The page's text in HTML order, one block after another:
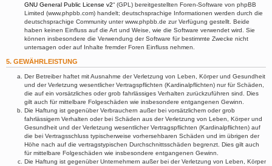
GNU General Public License v2“ (GPL) bereitgestellten Foren-Software von phpBB
Limited (www.phpbb.com) handelt; deutschsprachige Informationen werden durch die
deutschsprachige Community unter www.phpbb.de zur Verfügung gestellt. Beide
haben keinen Einfluss auf die Art und Weise, wie die Software verwendet wird. Sie
können insbesondere die Verwendung der Software für bestimmte Zwecke nicht
untersagen oder auf Inhalte fremder Foren Einfluss nehmen.
5. GEWÄHRLEISTUNG
Der Betreiber haftet mit Ausnahme der Verletzung von Leben, Körper und Gesundheit
und der Verletzung wesentlicher Vertragspflichten (Kardinalpflichten) nur für Schäden,
die auf ein vorsätzliches oder grob fahrlässiges Verhalten zurückzuführen sind. Dies
gilt auch für mittelbare Folgeschäden wie insbesondere entgangenen Gewinn.
Die Haftung ist gegenüber Verbrauchern außer bei vorsätzlichem oder grob
fahrlässigem Verhalten oder bei Schäden aus der Verletzung von Leben, Körper und
Gesundheit und der Verletzung wesentlicher Vertragspflichten (Kardinalpflichten) auf
die bei Vertragsschluss typischerweise vorhersehbaren Schäden und im übrigen der
Höhe nach auf die vertragstypischen Durchschnittsschäden begrenzt. Dies gilt auch
für mittelbare Folgeschäden wie insbesondere entgangenen Gewinn.
Die Haftung ist gegenüber Unternehmern außer bei der Verletzung von Leben, Körper